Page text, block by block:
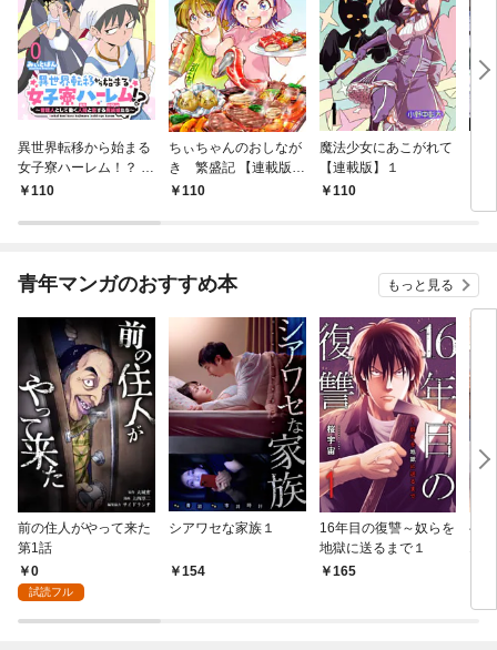
異世界転移から始まる
女子寮ハーレム！？ ～
管理人として働く人間
【連載版】０
110
ちぃちゃんのおしなが
き 繁盛記 【連載版】
１110
魔法少女にあこがれて
【連載版】１
110
青年マンガのおすすめ本 もっと見る
前の住人がやって来た
第1話
0
試読フル
シアワセな家族１
154
16年目の復讐～奴らを
地獄に送るまで１
165
ベ